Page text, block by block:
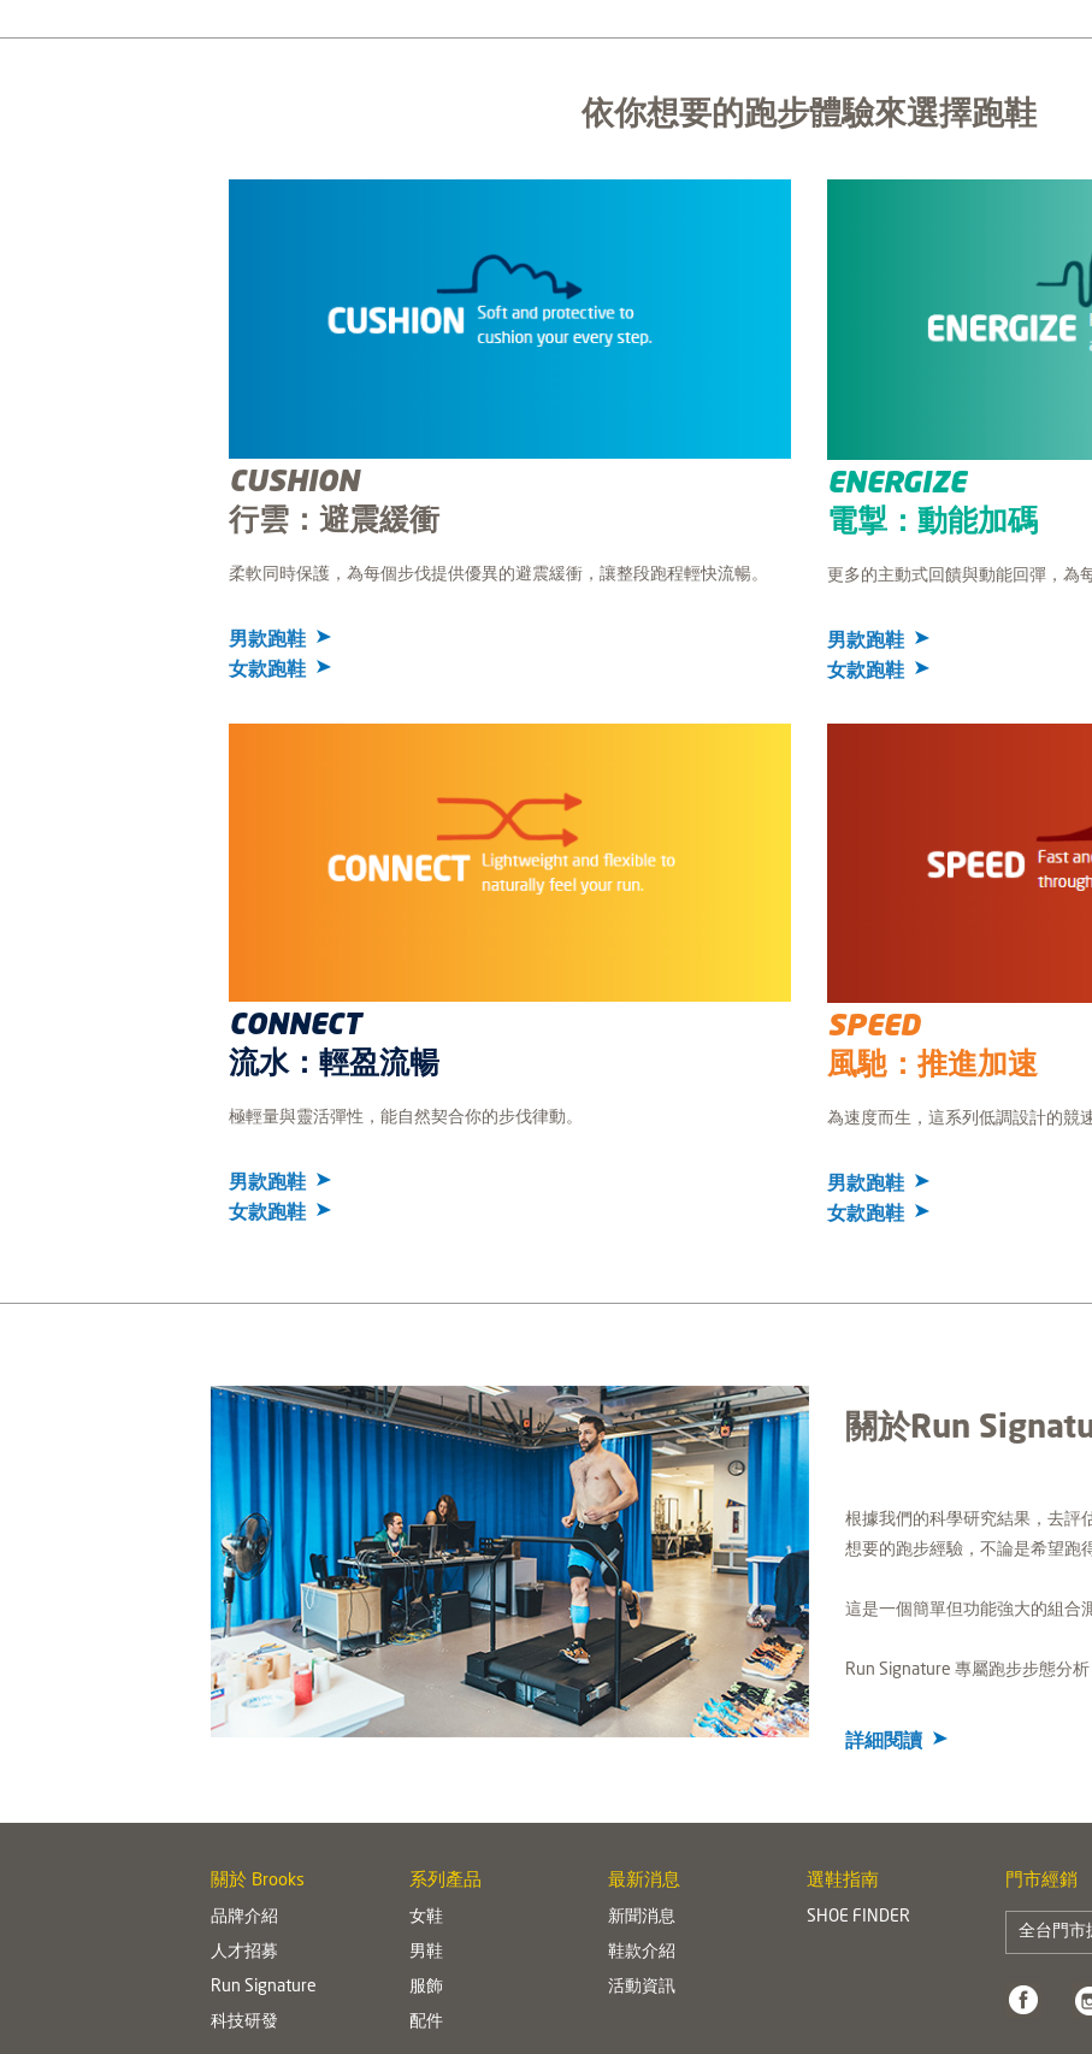
依你想要的跑步體驗來選擇跑鞋
CUSHION
行雲：避震緩衝
柔軟同時保護，為每個步伐提供優異的避震緩衝，讓整段跑程輕快流暢。
男款跑鞋
女款跑鞋
ENERGIZE
電掣：動能加碼
更多的主動式回饋與動能回彈，為
男款跑鞋
女款跑鞋
CONNECT
流水：輕盈流暢
極輕量與靈活彈性，能自然契合你的步伐律動。
男款跑鞋
女款跑鞋
SPEED
風馳：推進加速
為速度而生，這系列低調設計的競
男款跑鞋
女款跑鞋
關於Run
根據我們的科學研究結果，去評
想要的跑步經驗，不論是希望跑
這是一個簡單但功能強大的組合
Run Signature 專屬跑步步態分
詳細閱讀
關於 Brooks
品牌介紹
人才招募
Run Signature
科技研發
系列產品
女鞋
男鞋
服飾
配件
最新消息
新聞消息
鞋款介紹
活動資訊
選鞋指南
SHOE FINDER
門市經銷
全台門市